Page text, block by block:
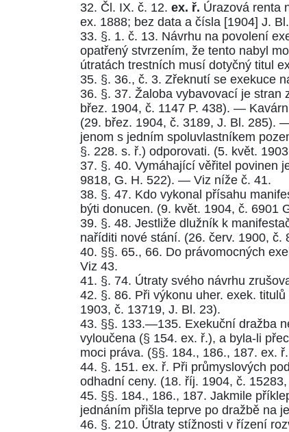
32. Čl. IX. č. 12. ex. ř. Úrazová renta
ex. 1888; bez data a čísla [1904] J.
33. §. 1. č. 13. Návrhu na povolení
opatřený stvrzením, že tento nabyl
útratách trestních musí dotyčný titul
35. §. 36., č. 3. Zřeknutí se exekuce
36. §. 37. Žaloba vybavovací je stran
břez. 1904, č. 1147 P. 438). —
(29. břez. 1904, č. 3189, J. Bl. 285).
jenom s jedním spoluvlastníkem
§. 228. s. ř.) odporovati. (5. květ.
37. §. 40. Vymáhající věřitel povinen
9818, G. H. 522). — Viz níže č. 41.
38. §. 47. Kdo vykonal přísahu
býti donucen. (9. květ. 1904, č. 6901
39. §. 48. Jestliže dlužník k
naříditi nové stání. (26. červ. 1900, č.
40. §§. 65., 66. Do právomocných
Viz 43.
41. §. 74. Útraty svého návrhu
42. §. 86. Při výkonu uher. exek.
1903, č. 13719, J. Bl. 23).
43. §§. 133.—135. Exekuční dražba
vyloučena (§ 154. ex. ř.), a byla-li
moci práva. (§§. 184., 186., 187. ex. ř.
44. §. 151. ex. ř. Při průmyslových
odhadní ceny. (18. říj. 1904, č.
45. §§. 184., 186., 187. Jakmile
jednáním přišla teprve po dražbě na
46. §. 210. Útraty stížnosti v řízení